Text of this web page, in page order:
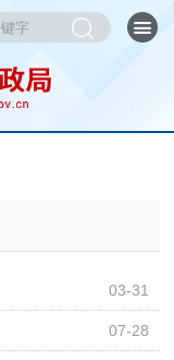
03-31
07-28